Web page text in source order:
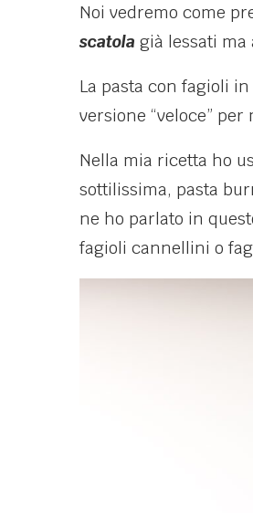
Noi vedremo come
scatola già lessati
La pasta con fagioli
versione “veloce”
Nella mia ricetta ho
sottilissima, pasta
ne ho parlato in
fagioli cannellini o